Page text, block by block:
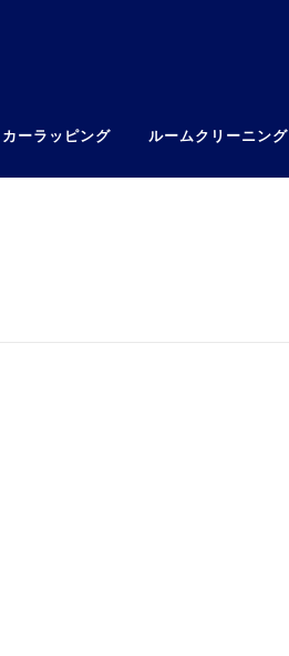
カーラッピング ルームクリーニング